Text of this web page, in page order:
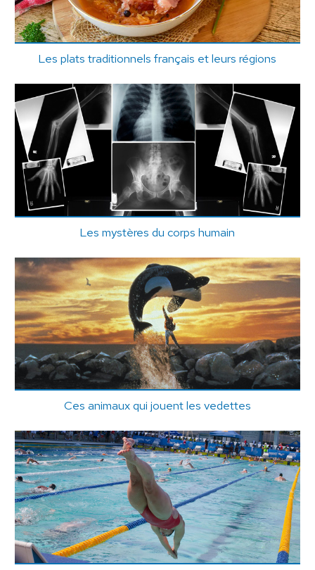
Les plats traditionnels français et leurs régions
Les mystères du corps humain
Ces animaux qui jouent les vedettes